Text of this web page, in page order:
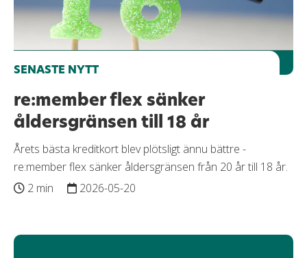
SENASTE NYTT
re:member flex sänker
åldersgränsen till 18 år
Årets bästa kreditkort blev plötsligt ännu bättre -
re:member flex sänker åldersgränsen från 20 år till 18 år.
2 min
2026-05-20